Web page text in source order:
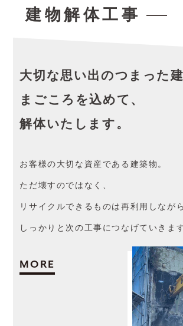
建物解体工事
大切な思い出のつまった建
まごころを込めて、
解体いたします。
お客様の大切な資産である建築物。
ただ壊すのではなく、
リサイクルできるものは再利用しながら
しっかりと次の工事につなげていきます
MORE